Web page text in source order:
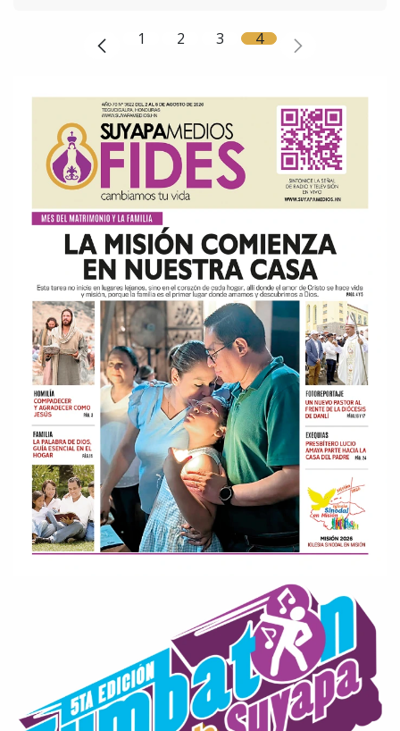
1 2 3 4